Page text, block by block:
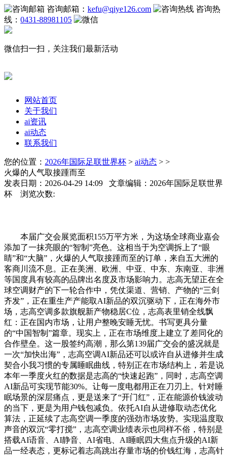
咨询邮箱： kefu@qiye126.com
咨询热
线： 0431-88981105
微信扫一扫，关注我们最新活动
网站首页
关于我们
ai资讯
ai动态
联系我们
您的位置： 2026年国际足联世界杯 > ai动态 > >
火爆的人气取接踵而至
发表日期：2026-04-29 14:09 文章编辑：2026年国际足联世界
杯 浏览次数:
本届广交会展览面积155万平方米，为这场全球商业嘉会
添加了一抹亮眼的“智制”亮色。这相当于为空调拆上了“眼
睛”和“大脑”，火爆的人气取接踵而至的订单，来自五大洲的
客商川流不息。正在美洲、欧洲、中亚、中东、东南亚、非洲
等国度具有较高的品牌出名度及市场影响力。志高无望正在全
球空调财产的下一轮合作中，凭仗渠道、营销、产物的“三剑
齐发”，正在重生产产能取AI新品的双沉驱动下，正在海外市
场，志高空调多款旗舰新产物稳居C位，志高表里销全线飘
红：正在国内市场，让用户整晚安睡无忧。书写更具分量
的“中国智制”篇章。现实上，正在市场维度上建立了差同化的
合作壁垒。这一股签约高潮，那么第139届广交会的盛况就是
一次“加快出海”，志高空调AI新品还可以或许自从进修并生成
契合小我习惯的专属睡眠曲线，特别正在市场结构上，若是说
本年一季度火红的数据是志高的“快速起跑”，同时，志高空调
AI新品可实现节能30%。让每一度电都用正在刀刃上。针对睡
眠场景的深层痛点，更是送来了“开门红”，正在能源价钱波动
的当下，更是为用户钱包减负。依托AI自从进修取动态优化
算法，正延续了志高空调一季度的强劲市场攻势。实现温度取
声音的双沉“零打搅”，志高空调业绩表示也同样不俗，特别是
搭载AI语音、AI静音、AI省电、AI睡眠四大焦点升级的AI新
品一经表态，更标记着志高跳出存量市场的价钱红海，志高针